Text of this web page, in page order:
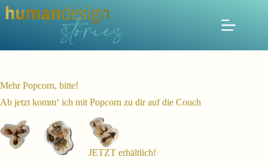
Zum
Inhalt
Mehr Popcorn, bitte!
Ab jetzt komm‘ ich mit Popcorn zu dir auf die Couch
JETZT erhältlich!